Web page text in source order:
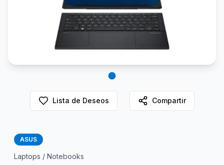
Lista de Deseos Compartir
ASUS
Laptops / Notebooks